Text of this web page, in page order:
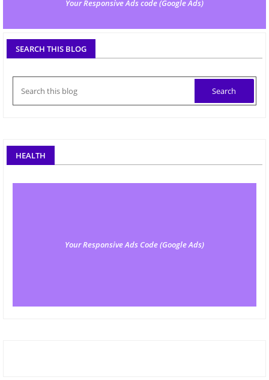
Your Responsive Ads code (Google Ads)
SEARCH THIS BLOG
HEALTH
Your Responsive Ads Code (Google Ads)